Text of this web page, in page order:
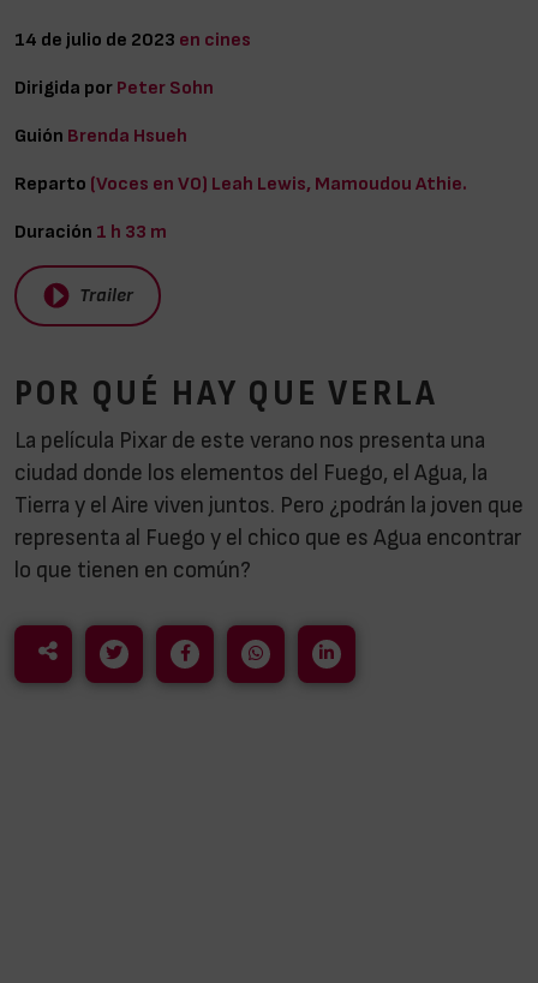
14 de julio de 2023 en cines
Dirigida por Peter Sohn
Guión Brenda Hsueh
Reparto (Voces en VO) Leah Lewis, Mamoudou Athie.
Duración 1 h 33 m
Trailer
POR QUÉ HAY QUE VERLA
La película Pixar de este verano nos presenta una
ciudad donde los elementos del Fuego, el Agua, la
Tierra y el Aire viven juntos. Pero ¿podrán la joven que
representa al Fuego y el chico que es Agua encontrar
lo que tienen en común?